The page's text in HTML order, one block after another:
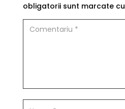
obligatorii sunt marcate cu